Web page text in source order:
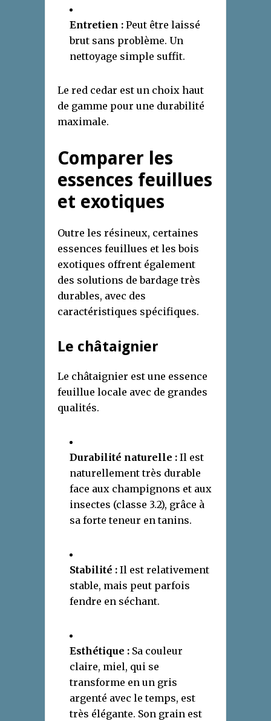
Entretien : Peut être laissé
brut sans problème. Un
nettoyage simple suffit.
Le red cedar est un choix haut
de gamme pour une durabilité
maximale.
Comparer les
essences feuillues
et exotiques
Outre les résineux, certaines
essences feuillues et les bois
exotiques offrent également
des solutions de bardage très
durables, avec des
caractéristiques spécifiques.
Le châtaignier
Le châtaignier est une essence
feuillue locale avec de grandes
qualités.
Durabilité naturelle : Il est
naturellement très durable
face aux champignons et aux
insectes (classe 3.2), grâce à
sa forte teneur en tanins.
Stabilité : Il est relativement
stable, mais peut parfois
fendre en séchant.
Esthétique : Sa couleur
claire, miel, qui se
transforme en un gris
argenté avec le temps, est
très élégante. Son grain est